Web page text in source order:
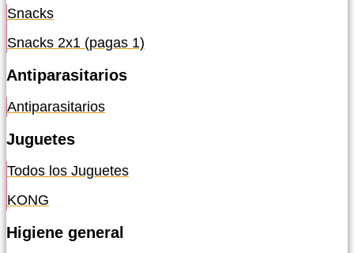
Snacks
Snacks 2x1 (pagas 1)
Antiparasitarios
Antiparasitarios
Juguetes
Todos los Juguetes
KONG
Higiene general